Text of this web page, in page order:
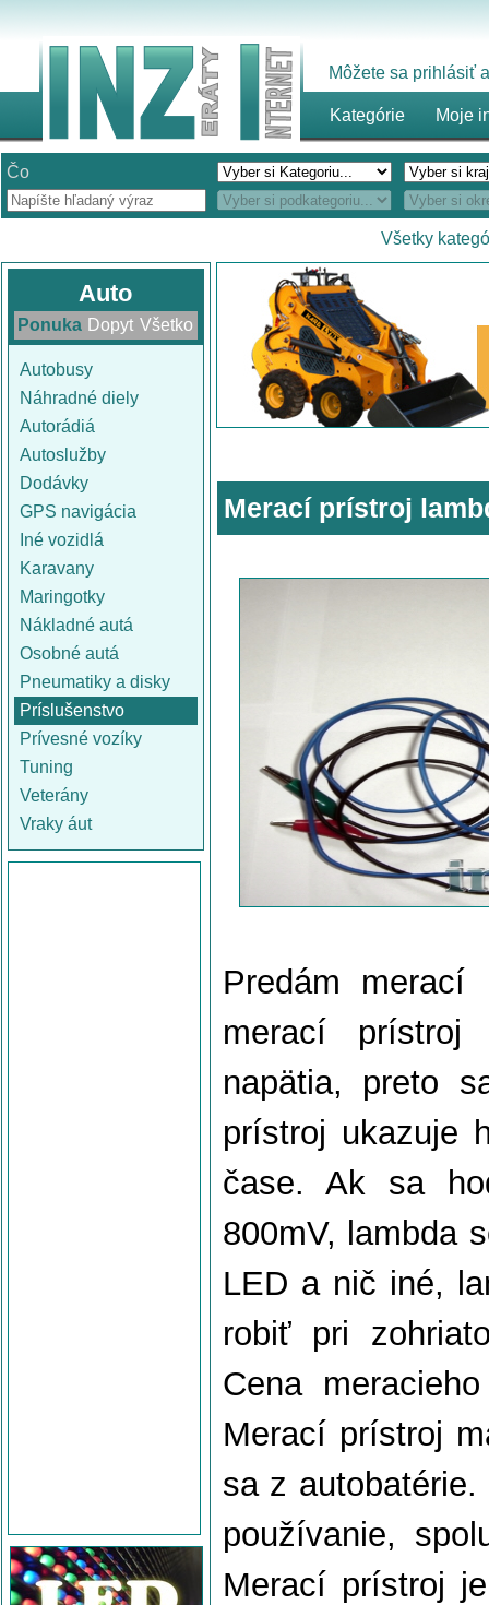
Môžete sa prihlásiť
Kategórie Moje
Čo
Všetky
Auto
Ponuka Dopyt Všetko
Autobusy
Náhradné diely
Autorádiá
Autoslužby
Dodávky
GPS navigácia
Iné vozidlá
Karavany
Maringotky
Nákladné autá
Osobné autá
Pneumatiky a disky
Príslušenstvo
Prívesné vozíky
Tuning
Veterány
Vraky áut
Merací prístroj
Predám
merací prístroj
napätia, preto
prístroj ukazuje
čase. Ak sa
800mV, lambda
LED a nič iné,
robiť pri
Cena
Merací prístroj
sa z
používanie,
Merací prístroj